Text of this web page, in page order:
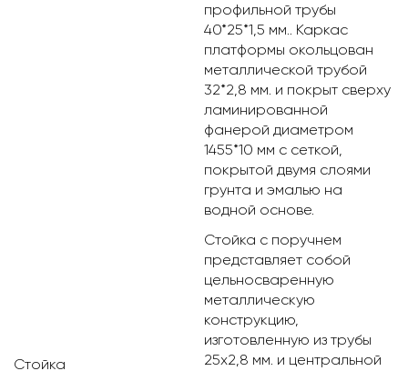
профильной трубы
40*25*1,5 мм.. Каркас
платформы окольцован
металлической трубой
32*2,8 мм. и покрыт сверху
ламинированной
фанерой диаметром
1455*10 мм с сеткой,
покрытой двумя слоями
грунта и эмалью на
водной основе.
Стойка
Стойка с поручнем
представляет собой
цельносваренную
металлическую
конструкцию,
изготовленную из трубы
25х2,8 мм. и центральной